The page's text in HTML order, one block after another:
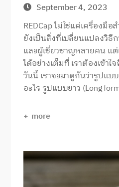
September 4, 2023
REDCap ไม่ใช่แค่เครื่องมื
ยังเป็นสิ่งที่เปลี่ยนแปลงวิธี
และผู้เชี่ยวชาญหลายคน แ
ได้อย่างเต็มที่ เราต้องเข้า
วันนี้ เราจะมาดูกันว่ารูปแบ
อะไร รูปแบบยาว (Long
more